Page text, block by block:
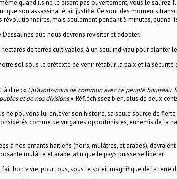
quand ils ne le disent pas ouvertement, vous le
que son assassinat était justifié. Ce sont des moments
mais seulement pendant 5 minutes, quand
que nous devrons revisiter et adopter.
de terres cultivables, à un seul individu pour
sol sous le prétexte de venir rétablir la paix et la
à dire : « Qu’avons-nous de commun avec ce peuple
et de nos divisions». Réfléchissez bien, plus de deux
pouvons lui enlever son histoire, sa seule source de
comme de vulgaires opportunistes, ennemis de la
à nos enfants haïtiens (noirs, mulâtres, et arabes),
mulâtre et arabe, afin que le pays puisse se libérer.
bon vivre, pour tous, sous le soleil magnifique de la terre